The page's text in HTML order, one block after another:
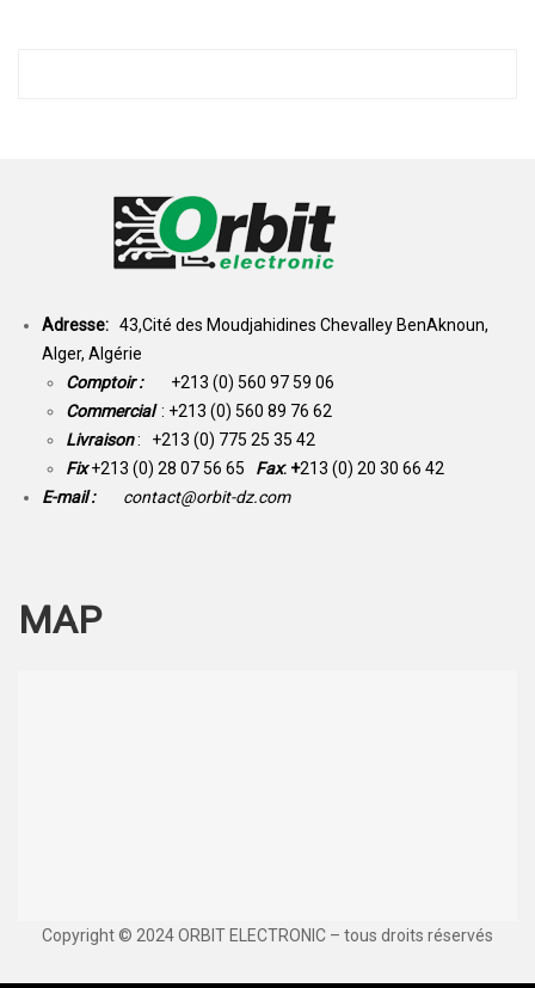
Adresse: 43,Cité des Moudjahidines Chevalley BenAknoun,
Alger, Algérie
Comptoir : +213 (0) 560 97 59 06
Commercial : +213 (0) 560 89 76 62
Livraison: +213 (0) 775 25 35 42
Fix +213 (0) 28 07 56 65 Fax: +213 (0) 20 30 66 42
E-mail :
contact@orbit-dz.com
MAP
Copyright © 2024 ORBIT ELECTRONIC – tous droits réservés